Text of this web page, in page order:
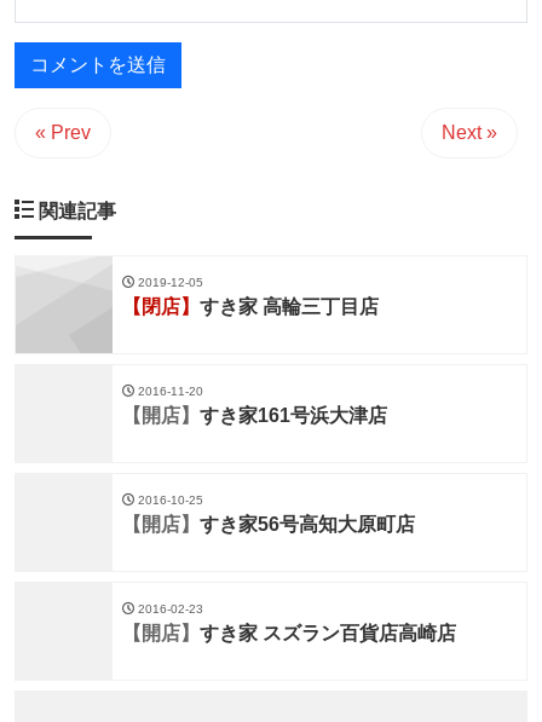
« Prev Next »
関連記事
2019-12-05
【閉店】 すき家 高輪三丁目店
2016-11-20
【開店】 すき家161号浜大津店
2016-10-25
【開店】 すき家56号高知大原町店
2016-02-23
【開店】 すき家 スズラン百貨店高崎店